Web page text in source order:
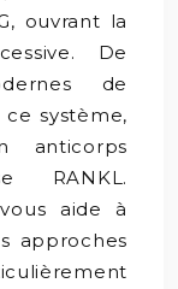
ouvrant la
De
de
ce système,
anticorps
RANKL.
aide à
approches